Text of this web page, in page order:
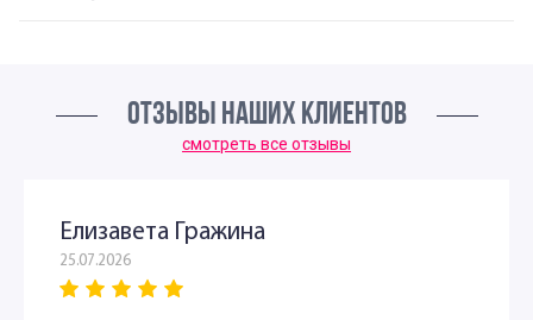
ОТЗЫВЫ НАШИХ КЛИЕНТОВ
смотреть все отзывы
Елизавета Гражина
25.07.2026